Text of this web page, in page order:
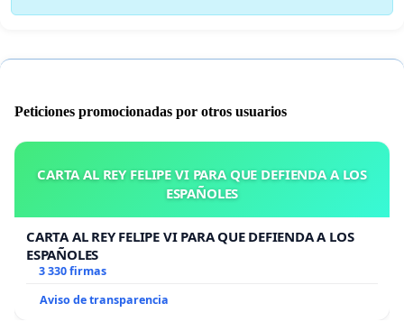
Peticiones promocionadas por otros usuarios
CARTA AL REY FELIPE VI PARA QUE DEFIENDA A LOS
ESPAÑOLES
CARTA AL REY FELIPE VI PARA QUE DEFIENDA A LOS
ESPAÑOLES
3 330 firmas
Aviso de transparencia